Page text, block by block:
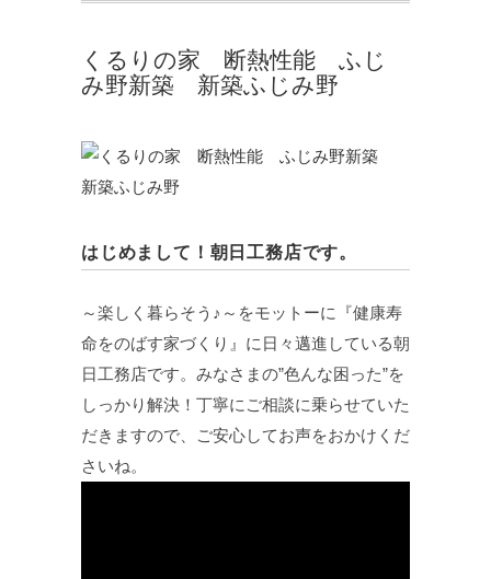
くるりの家 断熱性能 ふじ
み野新築 新築ふじみ野
はじめまして！朝日工務店です。
～楽しく暮らそう♪～をモットーに『健康寿
命をのばす家づくり』に日々邁進している朝
日工務店です。みなさまの”色んな困った”を
しっかり解決！丁寧にご相談に乗らせていた
だきますので、ご安心してお声をおかけくだ
さいね。